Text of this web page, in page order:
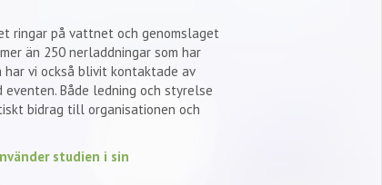
ringar på vattnet och genomslaget
än 250 nerladdningar som har
vi också blivit kontaktade av
Både ledning och styrelse
bidrag till organisationen och
studien i sin